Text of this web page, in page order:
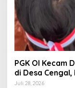
PGK OI Kecam
di Desa
Jika Terbukti
Juli 28, 2026